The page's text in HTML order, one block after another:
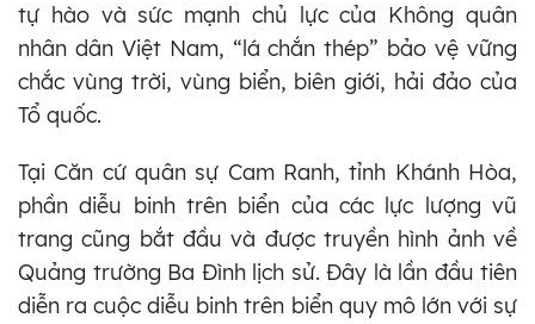
tự hào và sức mạnh chủ lực của Không quân
nhân dân Việt Nam, “lá chắn thép” bảo vệ vững
chắc vùng trời, vùng biển, biên giới, hải đảo của
Tổ quốc.
Tại Căn cứ quân sự Cam Ranh, tỉnh Khánh Hòa,
phần diễu binh trên biển của các lực lượng vũ
trang cũng bắt đầu và được truyền hình ảnh về
Quảng trường Ba Đình lịch sử. Đây là lần đầu tiên
diễn ra cuộc diễu binh trên biển quy mô lớn với sự